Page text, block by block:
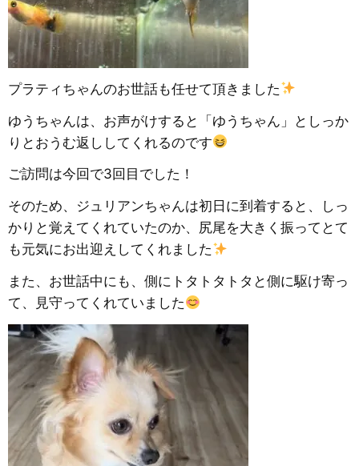
プラティちゃんのお世話も任せて頂きました
ゆうちゃんは、お声がけすると「ゆうちゃん」としっか
りとおうむ返ししてくれるのです
ご訪問は今回で3回目でした！
そのため、ジュリアンちゃんは初日に到着すると、しっ
かりと覚えてくれていたのか、尻尾を大きく振ってとて
も元気にお出迎えしてくれました
また、お世話中にも、側にトタトタトタと側に駆け寄っ
て、見守ってくれていました